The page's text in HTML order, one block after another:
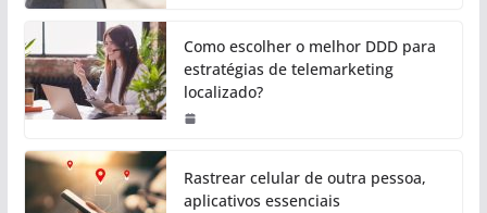
Como escolher o melhor DDD para
estratégias de telemarketing
localizado?
Rastrear celular de outra pessoa,
aplicativos essenciais